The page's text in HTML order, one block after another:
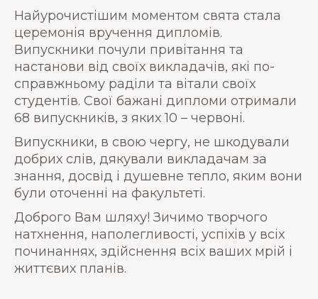
Найурочистішим моментом свята стала
церемонія вручення дипломів.
Випускники почули привітання та
настанови від своїх викладачів, які по-
справжньому раділи та вітали своїх
студентів. Свої бажані дипломи отримали
68 випускників, з яких 10 – червоні.
Випускники, в свою чергу, не шкодували
добрих слів, дякували викладачам за
знання, досвід і душевне тепло, яким вони
були оточенні на факультеті.
Доброго Вам шляху! Зичимо творчого
натхнення, наполегливості, успіхів у всіх
починаннях, здійснення всіх ваших мрій і
життєвих планів.